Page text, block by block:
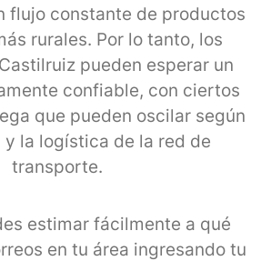
flujo constante de productos
rurales. Por lo tanto, los
pueden esperar un
confiable, con ciertos
que pueden oscilar según
y la logística de la red de
transporte.
estimar fácilmente a qué
en tu área ingresando tu